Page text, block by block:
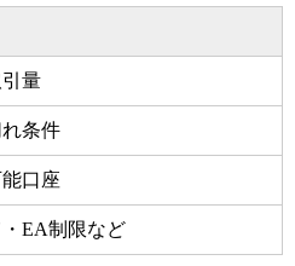
量
条件
口座
EA制限など